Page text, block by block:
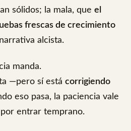
sólidos; la mala, que el
frescas de crecimiento
alcista.
manda.
—pero sí está corrigiendo
eso pasa, la paciencia vale
entrar temprano.